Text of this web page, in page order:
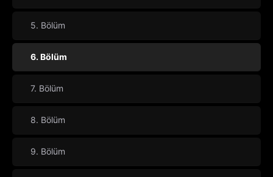
5. Bölüm
6. Bölüm
7. Bölüm
8. Bölüm
9. Bölüm